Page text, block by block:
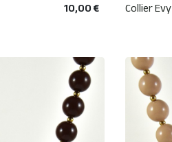
10,00 € Collier Evy